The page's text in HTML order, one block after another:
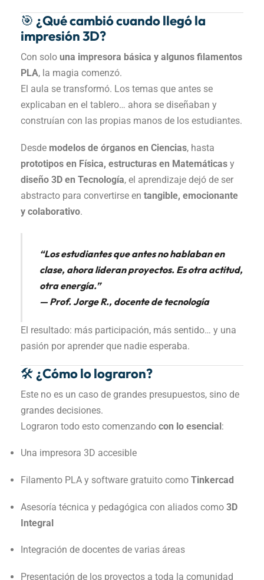
🎯 ¿Qué cambió cuando llegó la
impresión 3D?
Con solo una impresora básica y algunos filamentos
PLA, la magia comenzó.
El aula se transformó. Los temas que antes se
explicaban en el tablero… ahora se diseñaban y
construían con las propias manos de los estudiantes.
Desde modelos de órganos en Ciencias, hasta
prototipos en Física, estructuras en Matemáticas y
diseño 3D en Tecnología, el aprendizaje dejó de ser
abstracto para convertirse en tangible, emocionante
y colaborativo.
“Los estudiantes que antes no hablaban en
clase, ahora lideran proyectos. Es otra actitud,
otra energía.”
— Prof. Jorge R., docente de tecnología
El resultado: más participación, más sentido… y una
pasión por aprender que nadie esperaba.
🛠️ ¿Cómo lo lograron?
Este no es un caso de grandes presupuestos, sino de
grandes decisiones.
Lograron todo esto comenzando con lo esencial:
Una impresora 3D accesible
Filamento PLA y software gratuito como Tinkercad
Asesoría técnica y pedagógica con aliados como 3D
Integral
Integración de docentes de varias áreas
Presentación de los proyectos a toda la comunidad